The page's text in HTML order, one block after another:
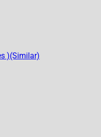
)(Similar)